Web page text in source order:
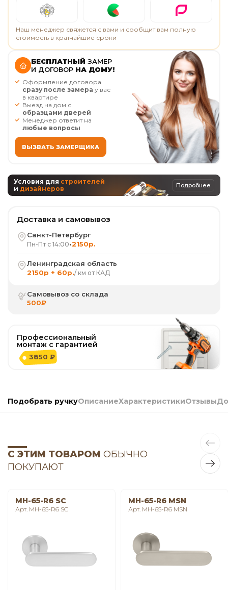
Наш менеджер свяжется с вами и сообщит вам полную
стоимость в кратчайшие сроки
БЕСПЛАТНЫЙ ЗАМЕР
И ДОГОВОР НА ДОМУ!
Оформление договора
сразу после замера у вас
в квартире
Выезд на дом с
образцами дверей
Менеджер ответит на
любые вопросы
ВЫЗВАТЬ ЗАМЕРЩИКА
Условия для строителей
и дизайнеров Подробнее
Доставка и самовывоз
Санкт-Петербург
Пн-Пт с 14:00•2150р.
Ленинградская область
2150р + 60р./ км от КАД
Самовывоз со склада
500₽
Профессиональный
монтаж с гарантией
3850 ₽
Подобрать ручкуОписаниеХарактеристикиОтзывы
С ЭТИМ ТОВАРОМ ОБЫЧНО
ПОКУПАЮТ
MH-65-R6 SC
Арт. MH-65-R6 SC
MH-65-R6 MSN
Арт. MH-65-R6 MSN